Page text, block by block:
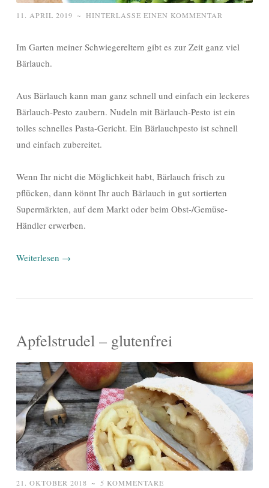
11. APRIL 2019 ~ HINTERLASSE EINEN KOMMENTAR
Im Garten meiner Schwiegereltern gibt es zur Zeit ganz viel
Bärlauch.
Aus Bärlauch kann man ganz schnell und einfach ein leckeres
Bärlauch-Pesto zaubern. Nudeln mit Bärlauch-Pesto ist ein
tolles schnelles Pasta-Gericht. Ein Bärlauchpesto ist schnell
und einfach zubereitet.
Wenn Ihr nicht die Möglichkeit habt, Bärlauch frisch zu
pflücken, dann könnt Ihr auch Bärlauch in gut sortierten
Supermärkten, auf dem Markt oder beim Obst-/Gemüse-
Händler erwerben.
Weiterlesen →
Apfelstrudel – glutenfrei
21. OKTOBER 2018 ~ 5 KOMMENTARE